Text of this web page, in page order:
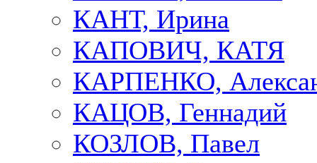
КАНТ, Ирина
КАПОВИЧ, КАТЯ
КАРПЕНКО,
КАЦОВ, Геннадий
КОЗЛОВ, Павел